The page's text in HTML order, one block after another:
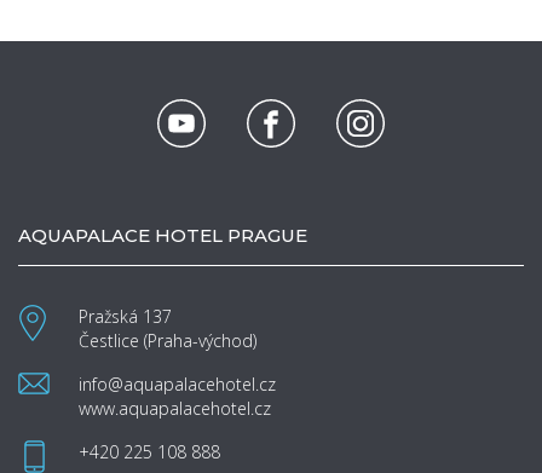
AQUAPALACE HOTEL PRAGUE
Pražská 137
Čestlice (Praha-východ)
info@aquapalacehotel.cz
www.aquapalacehotel.cz
+420 225 108 888